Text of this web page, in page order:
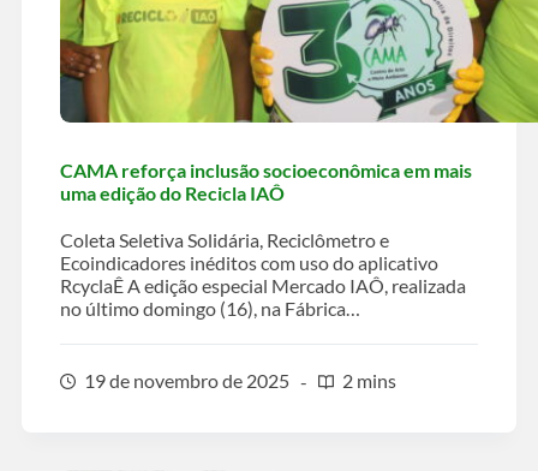
CAMA reforça inclusão socioeconômica em mais
uma edição do Recicla IAÔ
Coleta Seletiva Solidária, Reciclômetro e
Ecoindicadores inéditos com uso do aplicativo
RcyclaÊ A edição especial Mercado IAÔ, realizada
no último domingo (16), na Fábrica…
19 de novembro de 2025 2 mins